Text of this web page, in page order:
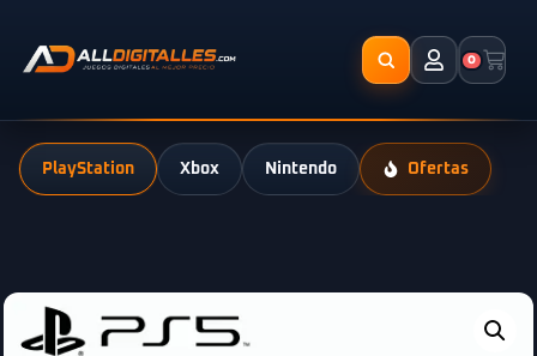
0
PlayStation Xbox Nintendo Ofertas